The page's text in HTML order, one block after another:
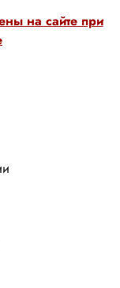
на сайте при